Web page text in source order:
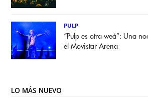
PULP
“Pulp es otra weá”: Una
el Movistar Arena
LO MÁS NUEVO